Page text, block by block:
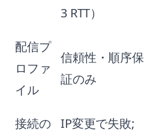
3 RTT）
配信プ
ロファ
イル
信頼性・順序保
証のみ
接続の
IP変更で失敗;